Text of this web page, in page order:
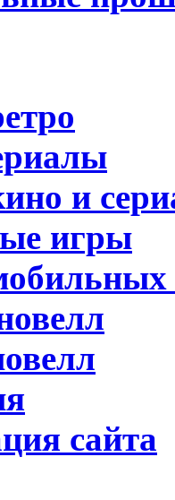
и
игры
сайта